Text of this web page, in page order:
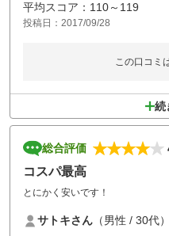
ゴルフ場はインターから近いので
平均スコア：110～119
投稿日：2017/09/28
この口コミ
続
総合評価
コスパ最高
とにかく安いです！
サトキさん （男性 / 30代）